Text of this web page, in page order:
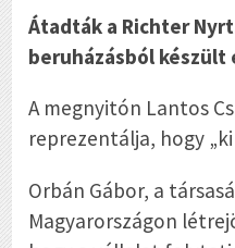
Átadták a Richter
beruházásból
A megnyitón Lantos
reprezentálja, hogy
Orbán Gábor, a
Magyarországon